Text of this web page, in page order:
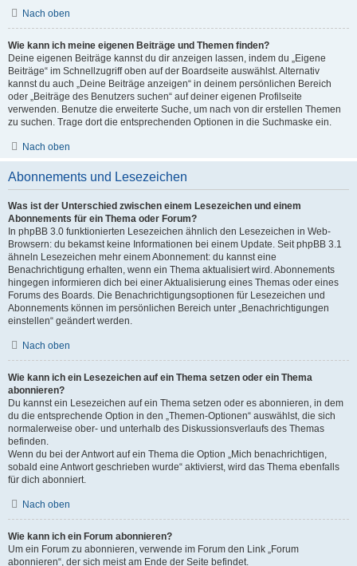
Nach oben
Wie kann ich meine eigenen Beiträge und Themen finden?
Deine eigenen Beiträge kannst du dir anzeigen lassen, indem du „Eigene
Beiträge“ im Schnellzugriff oben auf der Boardseite auswählst. Alternativ
kannst du auch „Deine Beiträge anzeigen“ in deinem persönlichen Bereich
oder „Beiträge des Benutzers suchen“ auf deiner eigenen Profilseite
verwenden. Benutze die erweiterte Suche, um nach von dir erstellen Themen
zu suchen. Trage dort die entsprechenden Optionen in die Suchmaske ein.
Nach oben
Abonnements und Lesezeichen
Was ist der Unterschied zwischen einem Lesezeichen und einem
Abonnements für ein Thema oder Forum?
In phpBB 3.0 funktionierten Lesezeichen ähnlich den Lesezeichen in Web-
Browsern: du bekamst keine Informationen bei einem Update. Seit phpBB 3.1
ähneln Lesezeichen mehr einem Abonnement: du kannst eine
Benachrichtigung erhalten, wenn ein Thema aktualisiert wird. Abonnements
hingegen informieren dich bei einer Aktualisierung eines Themas oder eines
Forums des Boards. Die Benachrichtigungsoptionen für Lesezeichen und
Abonnements können im persönlichen Bereich unter „Benachrichtigungen
einstellen“ geändert werden.
Nach oben
Wie kann ich ein Lesezeichen auf ein Thema setzen oder ein Thema
abonnieren?
Du kannst ein Lesezeichen auf ein Thema setzen oder es abonnieren, in dem
du die entsprechende Option in den „Themen-Optionen“ auswählst, die sich
normalerweise ober- und unterhalb des Diskussionsverlaufs des Themas
befinden.
Wenn du bei der Antwort auf ein Thema die Option „Mich benachrichtigen,
sobald eine Antwort geschrieben wurde“ aktivierst, wird das Thema ebenfalls
für dich abonniert.
Nach oben
Wie kann ich ein Forum abonnieren?
Um ein Forum zu abonnieren, verwende im Forum den Link „Forum
abonnieren“, der sich meist am Ende der Seite befindet.